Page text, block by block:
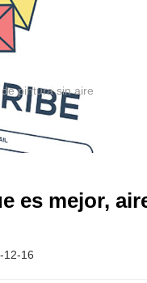
pintura sin aire
es mejor,
12-16